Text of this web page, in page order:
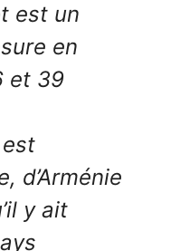
est un
en
et 39
d’Arménie
y ait